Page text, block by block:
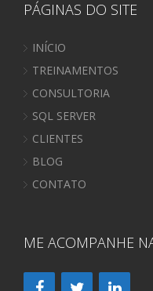
PÁGINAS DO SITE
INÍCIO
TREINAMENTOS
CONSULTORIA
SQL SERVER
CLIENTES
BLOG
CONTATO
ME ACOMPANHE